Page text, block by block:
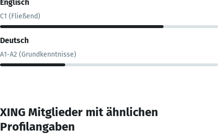
Englisch
C1 (Fließend)
Deutsch
A1-A2 (Grundkenntnisse)
XING Mitglieder mit ähnlichen
Profilangaben